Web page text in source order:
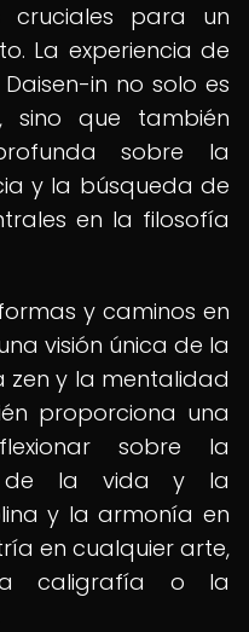
cruciales para un
La experiencia de
in no solo es
sino que también
sobre la
y la búsqueda de
en la filosofía
y caminos en
visión única de la
zen y la mentalidad
proporciona una
sobre la
de la vida y la
y la armonía en
en cualquier arte,
caligrafía o la